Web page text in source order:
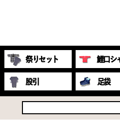
祭りセット 鯉口シ
股引 足袋